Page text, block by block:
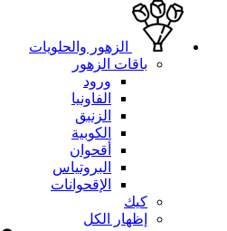
الزهور والحلويات
باقات الزهور
ورود
الفاونيا
الزنبق
الكوبية
أقحوان
البروتياس
الإقحوانات
كيك
إظهار الكل